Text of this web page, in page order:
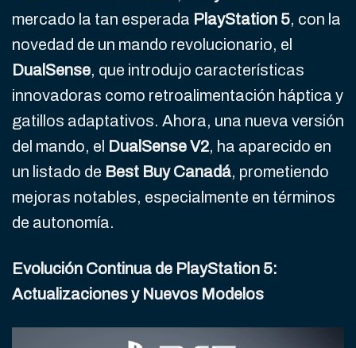
mercado la tan esperada PlayStation 5, con la
novedad de un mando revolucionario, el
DualSense, que introdujo características
innovadoras como retroalimentación háptica y
gatillos adaptativos. Ahora, una nueva versión
del mando, el DualSense V2, ha aparecido en
un listado de Best Buy Canadá, prometiendo
mejoras notables, especialmente en términos
de autonomía.
Evolución Continua de PlayStation 5:
Actualizaciones y Nuevos Modelos